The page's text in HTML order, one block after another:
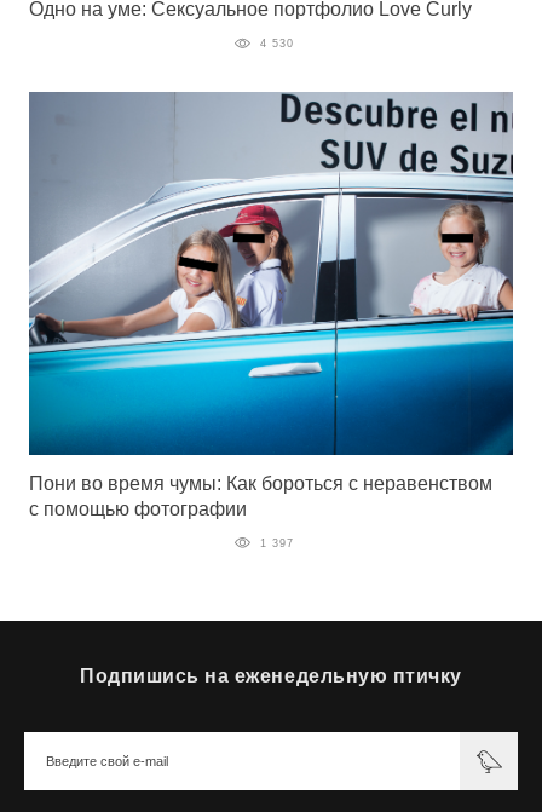
Одно на уме: Сексуальное портфолио Love Curly
4 530
Пони во время чумы: Как бороться с неравенством
c помощью фотографии
1 397
Подпишись на еженедельную птичку